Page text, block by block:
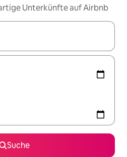
Unterkünfte auf Airbnb
sind, navigiere mit den
Suche